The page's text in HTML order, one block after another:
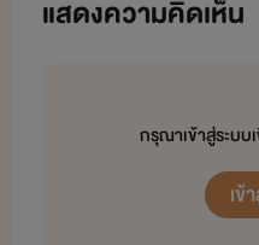
ชื่อ
แสดงความคิดเห็น
กรุณาเข้าสู่ระบบ
เข้